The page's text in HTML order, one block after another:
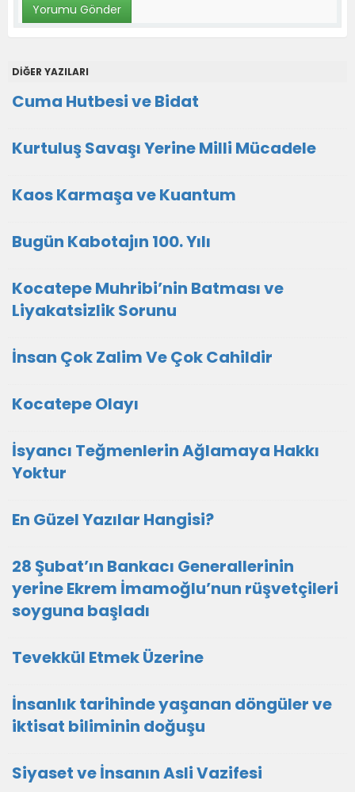
DİĞER YAZILARI
Cuma Hutbesi ve Bidat
Kurtuluş Savaşı Yerine Milli Mücadele
Kaos Karmaşa ve Kuantum
Bugün Kabotajın 100. Yılı
Kocatepe Muhribi’nin Batması ve
Liyakatsizlik Sorunu
İnsan Çok Zalim Ve Çok Cahildir
Kocatepe Olayı
İsyancı Teğmenlerin Ağlamaya Hakkı
Yoktur
En Güzel Yazılar Hangisi?
28 Şubat’ın Bankacı Generallerinin
yerine Ekrem İmamoğlu’nun rüşvetçileri
soyguna başladı
Tevekkül Etmek Üzerine
İnsanlık tarihinde yaşanan döngüler ve
iktisat biliminin doğuşu
Siyaset ve İnsanın Asli Vazifesi